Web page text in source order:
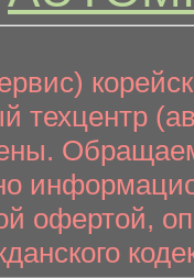
техцентр
офертой,